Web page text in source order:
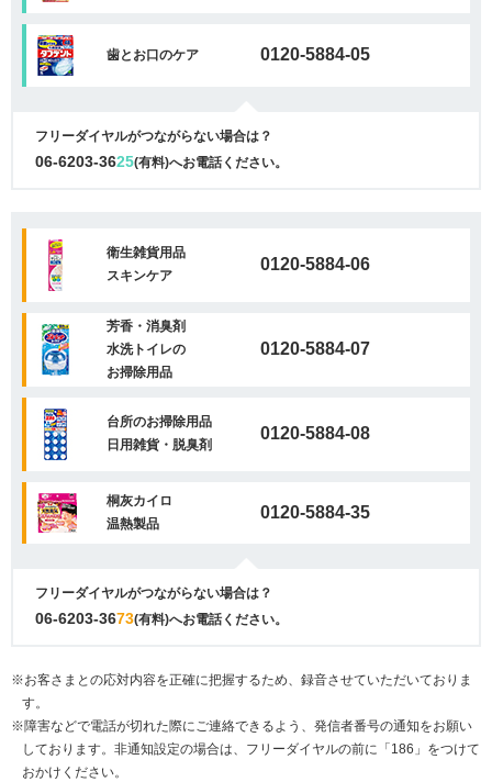
歯とお口のケア 0120-5884-05
フリーダイヤルがつながらない場合は？
06-6203-3625(有料)へお電話ください。
衛生雑貨用品
スキンケア
0120-5884-06
芳香・消臭剤
水洗トイレの
お掃除用品
0120-5884-07
台所のお掃除用品
日用雑貨・脱臭剤
0120-5884-08
桐灰カイロ
温熱製品
0120-5884-35
フリーダイヤルがつながらない場合は？
06-6203-3673(有料)へお電話ください。
※お客さまとの応対内容を正確に把握するため、録音させていただいておりま
す。
※障害などで電話が切れた際にご連絡できるよう、発信者番号の通知をお願い
しております。非通知設定の場合は、フリーダイヤルの前に「186」をつけて
おかけください。